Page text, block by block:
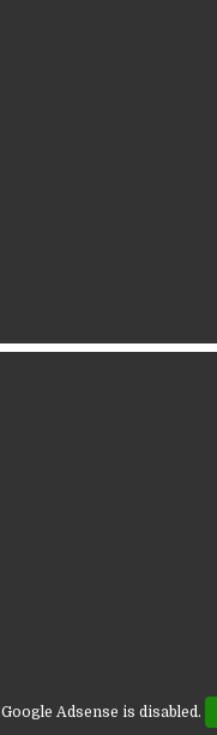
Google Adsense is disabled.